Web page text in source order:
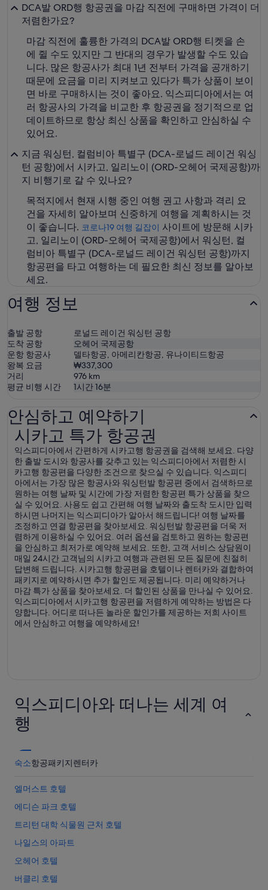
DCA발 ORD행 항공권을 마감 직전에 구매하면 가격이 더
저렴한가요?
마감 직전에 훌륭한 가격의 DCA발 ORD행 티켓을 손
에 쥘 수도 있지만 그 반대의 경우가 발생할 수도 있습
니다. 많은 항공사가 최대 1년 전부터 가격을 공개하기
때문에 요금을 미리 지켜보고 있다가 특가 상품이 보이
면 바로 구매하시는 것이 좋아요. 익스피디아에서는 여
러 항공사의 가격을 비교한 후 항공권을 정기적으로 업
데이트하므로 항상 최신 상품을 확인하고 안심하실 수
있어요.
지금 워싱턴, 컬럼비아 특별구 (DCA-로널드 레이건 워싱
턴 공항)에서 시카고, 일리노이 (ORD-오헤어 국제공항)까
지 비행기로 갈 수 있나요?
목적지에서 현재 시행 중인 여행 권고 사항과 격리 요
건을 자세히 알아보며 신중하게 여행을 계획하시는 것
이 좋습니다. 코로나19 여행 길잡이 사이트에 방문해 시카
고, 일리노이 (ORD-오헤어 국제공항)에서 워싱턴, 컬
럼비아 특별구 (DCA-로널드 레이건 워싱턴 공항)까지
항공편을 타고 여행하는 데 필요한 최신 정보를 알아보
세요.
여행 정보
출발 공항
로널드 레이건 워싱턴 공항
도착 공항
오헤어 국제공항
운항 항공사
델타항공, 아메리칸항공, 유나이티드항공
왕복 요금
₩337,300
거리
976 km
평균 비행 시간
1시간 16분
안심하고 예약하기
시카고 특가 항공권
익스피디아에서 간편하게 시카고행 항공권을 검색해 보세요. 다양
한 출발 도시와 항공사를 갖추고 있는 익스피디아에서 저렴한 시
카고행 항공편을 다양한 조건으로 찾으실 수 있습니다. 익스피디
아에서는 가장 많은 항공사와 워싱턴발 항공편 중에서 검색하므로
원하는 여행 날짜 및 시간에 가장 저렴한 항공편 특가 상품을 찾으
실 수 있어요. 사용도 쉽고 간편해 여행 날짜와 출도착 도시만 입력
하시면 나머지는 익스피디아가 알아서 해드립니다! 여행 날짜를
조정하고 연결 항공편을 찾아보세요. 워싱턴발 항공편을 더욱 저
렴하게 이용하실 수 있어요. 여러 옵션을 검토하고 원하는 항공편
을 안심하고 최저가로 예약해 보세요. 또한, 고객 서비스 상담원이
매일 24시간 고객님의 시카고 여행과 관련된 모든 질문에 친절히
답변해 드립니다. 시카고행 항공편을 호텔이나 렌터카와 결합하여
패키지로 예약하시면 추가 할인도 제공됩니다. 미리 예약하거나
마감 특가 상품을 찾아보세요. 더 할인된 상품을 만나실 수 있어요.
익스피디아에서 시카고행 항공편을 저렴하게 예약하는 방법은 다
양합니다. 어디로 떠나든 놀라운 할인가를 제공하는 저희 사이트
에서 안심하고 여행을 예약하세요!
시카고 특가 항공권
익스피디아와 떠나는 세계 여
행
숙소항공패키지렌터카
엘머스트 호텔
에디슨 파크 호텔
트리턴 대학 식물원 근처 호텔
나일스의 아파트
오헤어 호텔
버클리 호텔